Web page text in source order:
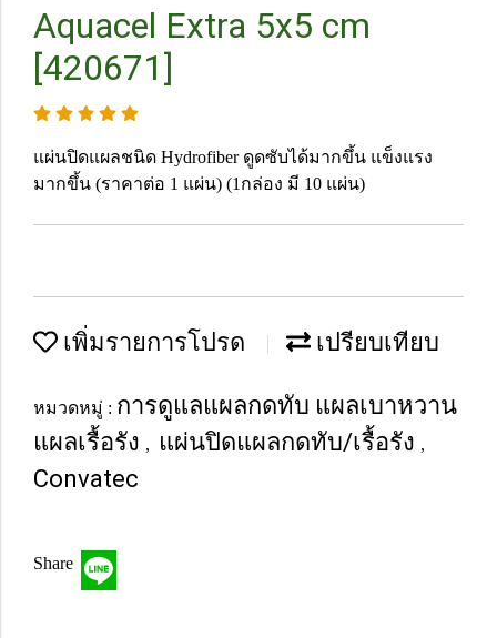
Aquacel Extra 5x5 cm
[420671]
แผ่นปิดแผลชนิด Hydrofiber ดูดซับได้มากขึ้น แข็งแรง
มากขึ้น (ราคาต่อ 1 แผ่น) (1กล่อง มี 10 แผ่น)
เพิ่มรายการโปรด เปรียบเทียบ
หมวดหมู่ : การดูแลแผลกดทับ แผลเบาหวาน
แผลเรื้อรัง , แผ่นปิดแผลกดทับ/เรื้อรัง ,
Convatec
Share